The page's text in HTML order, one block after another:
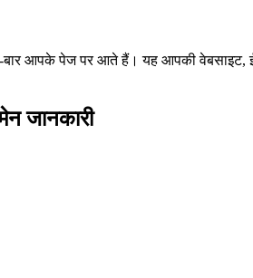
बार आपके पेज पर आते हैं। यह आपकी
जानकारी